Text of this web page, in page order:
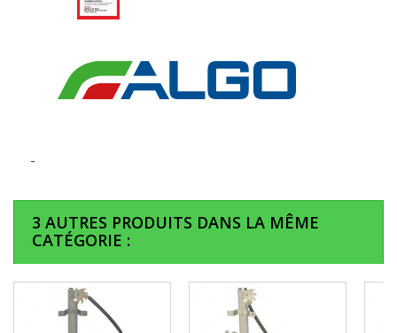
3 AUTRES PRODUITS DANS LA MÊME
CATÉGORIE :